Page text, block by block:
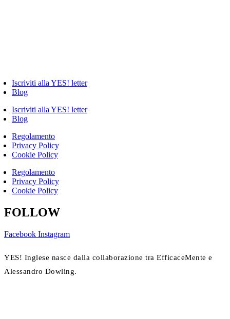
Iscriviti alla YES! letter
Blog
Iscriviti alla YES! letter
Blog
Regolamento
Privacy Policy
Cookie Policy
Regolamento
Privacy Policy
Cookie Policy
FOLLOW
Facebook Instagram
YES! Inglese nasce dalla collaborazione tra EfficaceMente e
Alessandro Dowling.